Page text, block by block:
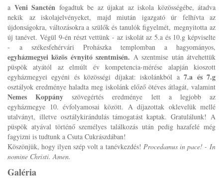
a Veni Sanctén fogadtuk be az újakat az iskola közösségébe, átadva
nekik az iskolajelvényeket, majd miután igazgató úr felhívta az
újdonságokra, változásokra a szülők és tanulók figyelmét, megnyitotta az
új tanévet. Végül 9-én részt vettünk - az iskolát az 5.a és 10.g képviselte
- a székesfehérvári Prohászka templomban a hagyományos,
egyházmegyei közös évnyitó szentmisén. A szentmise után átvehettük
püspök atyától az elmúlt év kompetencia-mérése alapján kioszott
egyházmegyei egyéni és közösségi díjakat: iskolánkból a7.a és 7.g
osztályok eredménye haladta meg iskolánk előző ötéves átlagát, valamint
Nemes Koppányszövegértés eredménye lett a legjobb az
egyházmegye 10. évfolyamosai között. A díjazottak oklevelük mellé
utalványt, illetve osztálykirándulás támogatást kaptak. Gratulálunk! A
püspök atyával történő személyes találkozás után pedig hazafelé még
fagyizni is tudtunk a Csuta Cukrászdában!
Köszönjük, hogy ilyen szép volt a tanévkezdés! Procedamus in pace! - In
nomine Christi. Amen.
Galéria